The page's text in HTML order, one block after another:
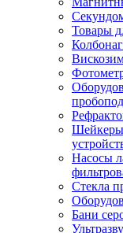
Товары
Насосы
Стекла
Бани